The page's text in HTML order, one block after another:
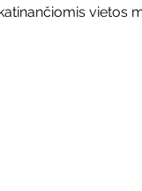
vietos